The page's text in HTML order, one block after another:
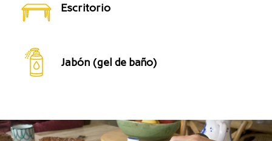
Escritorio
Jabón (gel de baño)